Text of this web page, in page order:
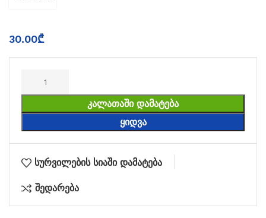
30.00₾
ᲙᲐᲚᲐᲗᲐᲨᲘ ᲓᲐᲛᲐᲢᲔᲑᲐ
ᲧᲘᲓᲕᲐ
სურვილების სიაში დამატება
შედარება